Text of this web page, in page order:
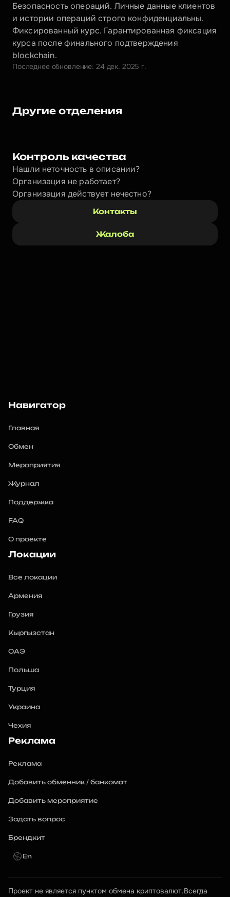
Безопасность операций. Личные данные клиентов
и истории операций строго конфиденциальны.
Фиксированный курс. Гарантированная фиксация
курса после финального подтверждения
blockchain.
Последнее обновление: 24 дек. 2025 г.
Другие отделения
Контроль качества
Нашли неточность в описании?
Организация не работает?
Организация действует нечестно?
Контакты
Жалоба
Навигатор
Главная
Обмен
Мероприятия
Журнал
Поддержка
FAQ
О проекте
Локации
Все локации
Армения
Грузия
Кыргызстан
ОАЭ
Польша
Турция
Украина
Чехия
Реклама
Реклама
Добавить обменник / банкомат
Добавить мероприятие
Задать вопрос
Брендкит
En
Проект не является пунктом обмена криптовалют.Всегда